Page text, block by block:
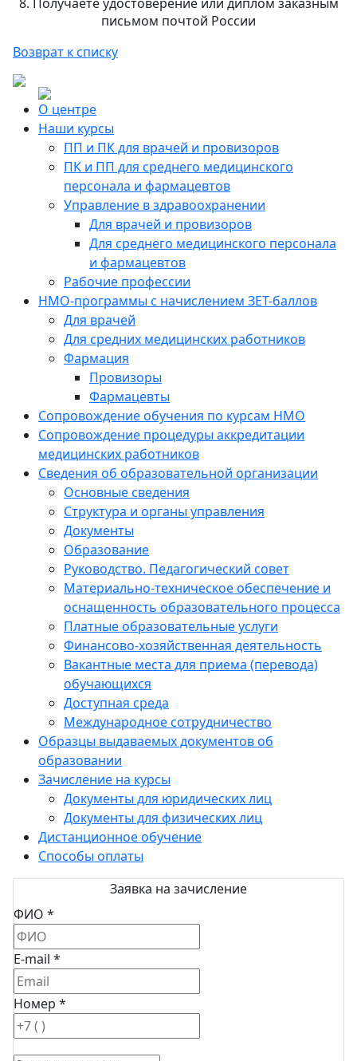
письмом почтой России
Возврат к списку
О центре
Наши курсы
ПП и ПК для врачей и провизоров
ПК и ПП для среднего медицинского
персонала и фармацевтов
Управление в здравоохранении
Для врачей и провизоров
Для среднего медицинского персонала
и фармацевтов
Рабочие профессии
НМО-программы с начислением ЗЕТ-баллов
Для врачей
Для средних медицинских работников
Фармация
Провизоры
Фармацевты
Сопровождение обучения по курсам НМО
Сопровождение процедуры аккредитации
медицинских работников
Сведения об образовательной организации
Основные сведения
Структура и органы управления
Документы
Образование
Руководство. Педагогический совет
Материально-техническое обеспечение и
оснащенность образовательного процесса
Платные образовательные услуги
Финансово-хозяйственная деятельность
Вакантные места для приема (перевода)
обучающихся
Доступная среда
Международное сотрудничество
Образцы выдаваемых документов об
образовании
Зачисление на курсы
Документы для юридических лиц
Документы для физических лиц
Дистанционное обучение
Способы оплаты
Заявка на зачисление
ФИО *
E-mail *
Номер *